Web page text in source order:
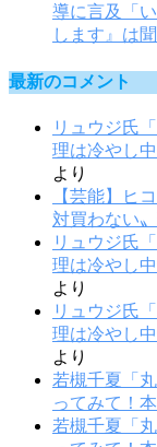
導に言及「
します』は
最新のコメント
リュウジ氏
理は冷やし
より
【芸能】ヒ
対買わない
リュウジ氏
理は冷やし
より
リュウジ氏
理は冷やし
より
若槻千夏「
ってみて！
若槻千夏「